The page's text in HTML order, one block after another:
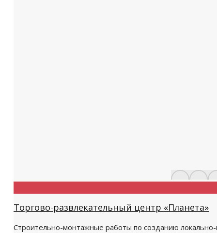
Торгово-развлекательный центр «Планета»
Строительно-монтажные работы по созданию